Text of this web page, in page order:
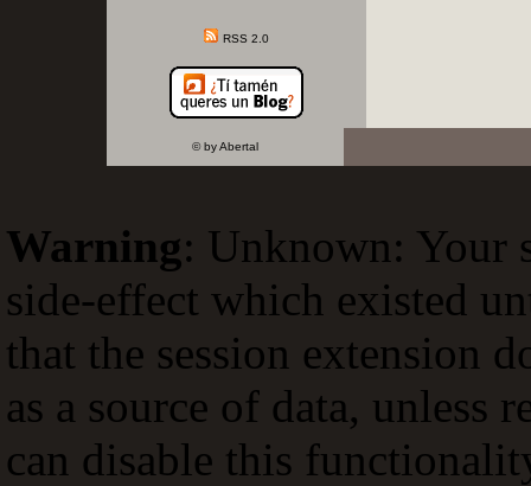
RSS 2.0
© by Abertal
Warning: Unknown: Your
side-effect which existed
that the session extension
as a source of data, unless
can disable this